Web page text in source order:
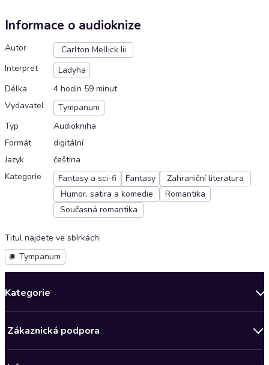
Informace o audioknize
Autor
Carlton Mellick Iii
Interpret
Ladyha
Délka
4 hodin 59 minut
Vydavatel
Tympanum
Typ
Audiokniha
Formát
digitální
Jazyk
čeština
Kategorie
Fantasy a sci-fi Fantasy
Zahraniční literatura
Humor, satira a komedie
Romantika
Současná romantika
Titul najdete ve sbírkách:
Tympanum
Kategorie
Bestsellery měsíce
Zákaznická podpora